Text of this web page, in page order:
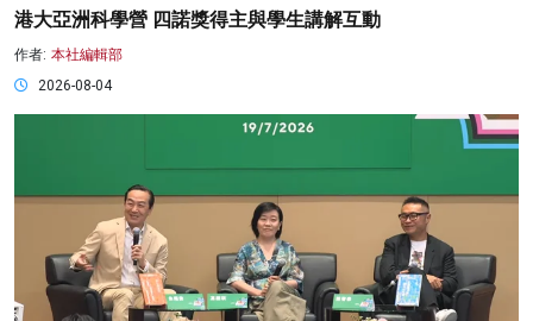
港大亞洲科學營 四諾獎得主與學生講解互動
作者: 本社編輯部
2026-08-04